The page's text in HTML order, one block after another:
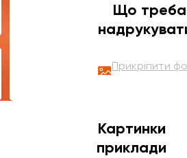
Що треба
Прикріпити
Картинки
приклади